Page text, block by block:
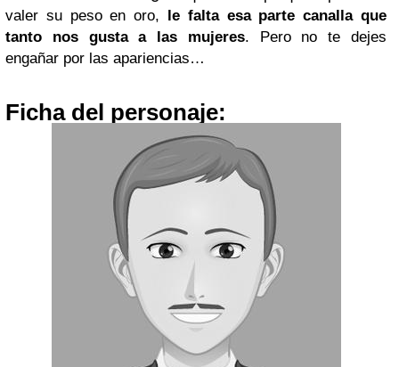
valer su peso en oro, le falta esa parte canalla que
tanto nos gusta a las mujeres. Pero no te dejes
engañar por las apariencias…
Ficha del personaje: